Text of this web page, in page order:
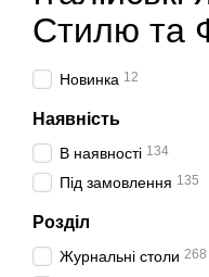
Стилю та
Новинка 12
Наявність
В наявності 134
Під замовлення 135
Розділ
Журнальні столи 268